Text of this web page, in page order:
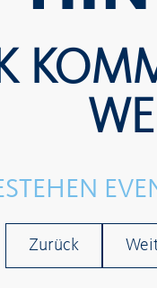
Zurück